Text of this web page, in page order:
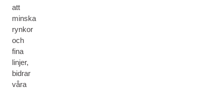
att
minska
rynkor
och
fina
linjer,
bidrar
våra